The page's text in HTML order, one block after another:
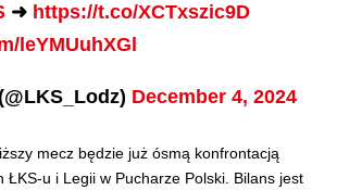
➜ https://t.co/XCTxszic9D
leYMUuhXGl
December 4, 2024
mecz będzie już ósmą konfrontacją
ŁKS-u i Legii w Pucharze Polski. Bilans jest